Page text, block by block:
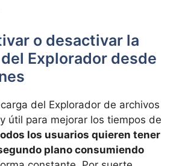
o desactivar la
Explorador desde
del Explorador de archivos
útil para mejorar los tiempos de
los usuarios quieren tener
plano consumiendo